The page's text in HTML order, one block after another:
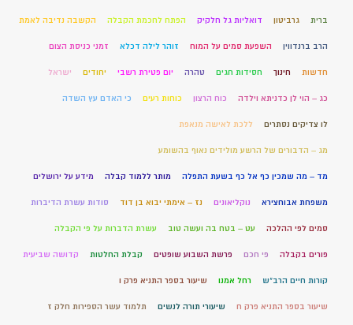
ברית גרביטון דואליות גל חלקיק הפתח לחכמת הקבלה הקשבה נדיבה לאמת
הרב ברנדווין השפעת סמים על המוח זוהר לילה דכלא זמני כניסת הצום
חדשות חינוך חסידות חגים טהרה יום פטירת רשבי יחודים ישראל
כג – הוי לן כדניתא וילדה כוח הרצון כוחות רעים כי האדם עץ השדה
לו צדיקים נסתרים ללכת לאישה מנאפת
מג – הדבורים של הרשע מולידים נאוף בהשומע
מד – מה שמכין כף אל כף בשעת התפלה מותר ללמוד קבלה מידע על ירושלים
משפחת אבוחצירא נוקליאונים נז – אימתי יבוא בן דוד סודות עשרת הדיברות
סמים לפי ההלכה עט – בטח בה ועשה טוב עשרת הדברות על פי הקבלה
פורים בקבלה פי חכם פרשת השבוע שופטים קבלת החלטות קדושה שביעית
קורות חיים הרב"ש רחל אמנו שיעור בספר התניא פרק ו
שיעור בספר התניא פרק ח שיעורי תורה לנשים תלמוד עשר הספירות חלק ז